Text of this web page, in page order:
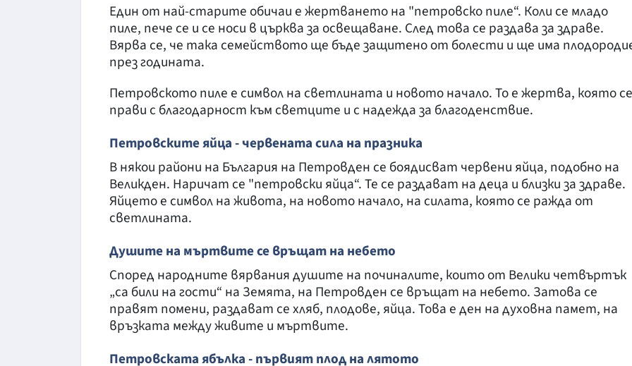
Един от най-старите обичаи е жертването на "петровско пиле“. Коли се младо
пиле, пече се и се носи в църква за освещаване. След това се раздава за здраве.
Вярва се, че така семейството ще бъде защитено от болести и ще има
през годината.
Петровското пиле е символ на светлината и новото начало. То е жертва, която се
прави с благодарност към светците и с надежда за благоденствие.
Петровските яйца - червената сила на празника
В някои райони на България на Петровден се боядисват червени яйца, подобно на
Великден. Наричат се "петровски яйца“. Те се раздават на деца и близки за здраве.
Яйцето е символ на живота, на новото начало, на силата, която се ражда от
светлината.
Душите на мъртвите се връщат на небето
Според народните вярвания душите на починалите, които от Велики четвъртък
„са били на гости“ на Земята, на Петровден се връщат на небето. Затова се
правят помени, раздават се хляб, плодове, яйца. Това е ден на духовна памет, на
връзката между живите и мъртвите.
Петровската ябълка - първият плод на лятото